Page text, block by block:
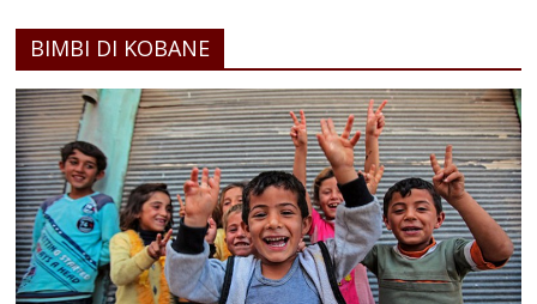
BIMBI DI KOBANE